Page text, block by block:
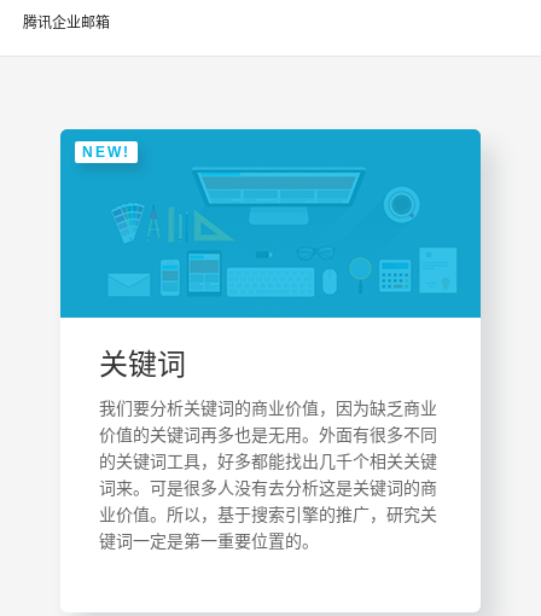
腾讯企业邮箱
NEW!
关键词
我们要分析关键词的商业价值，因为缺乏商业
价值的关键词再多也是无用。外面有很多不同
的关键词工具，好多都能找出几千个相关关键
词来。可是很多人没有去分析这是关键词的商
业价值。所以，基于搜索引擎的推广，研究关
键词一定是第一重要位置的。